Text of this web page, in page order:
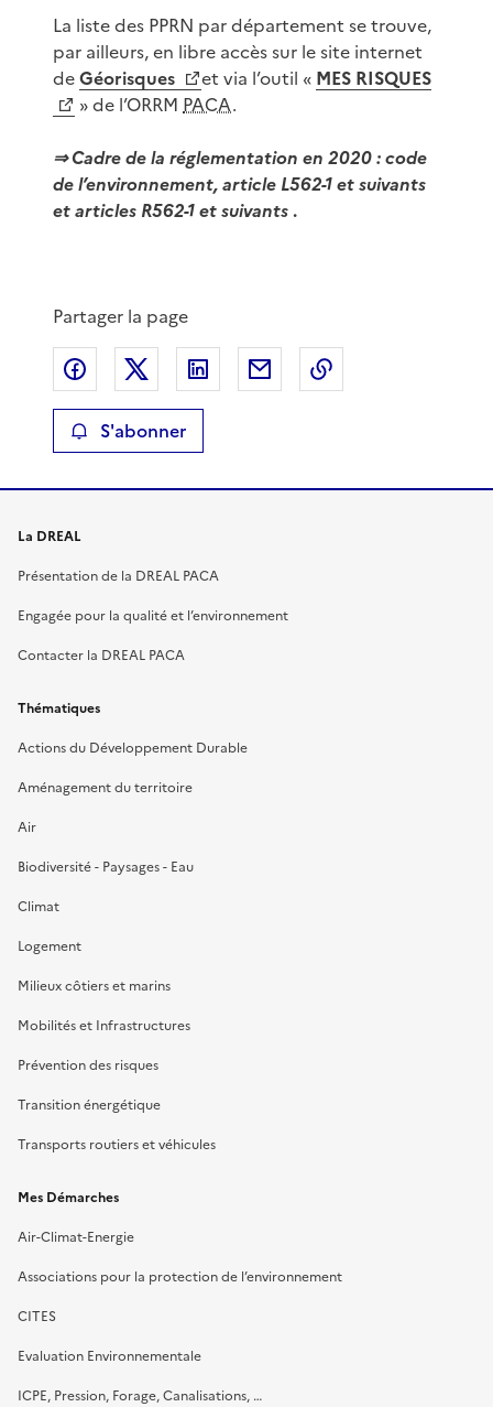
La liste des PPRN par département se trouve,
par ailleurs, en libre accès sur le site internet
deGéorisques et via l’outil « MES RISQUES
» de l’ORRM PACA.
⇒ Cadre de la réglementation en 2020 : code
de l’environnement, article L562-1 et suivants
et articles R562-1 et suivants.
Partager la page
Partager sur Facebook
Partager sur XPartager sur LinkedIn
Partager par email
S'abonner
La DREAL
Présentation de la DREAL PACA
Engagée pour la qualité et l’environnement
Contacter la DREAL PACA
Thématiques
Actions du Développement Durable
Aménagement du territoire
Air
Biodiversité - Paysages - Eau
Climat
Logement
Milieux côtiers et marins
Mobilités et Infrastructures
Prévention des risques
Transition énergétique
Transports routiers et véhicules
Mes Démarches
Air-Climat-Energie
Associations pour la protection de l’environnement
CITES
Evaluation Environnementale
ICPE, Pression, Forage, Canalisations, …